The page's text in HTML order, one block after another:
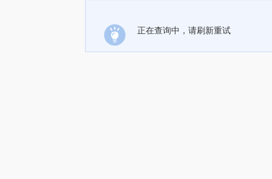
正在查询中，请刷新重试